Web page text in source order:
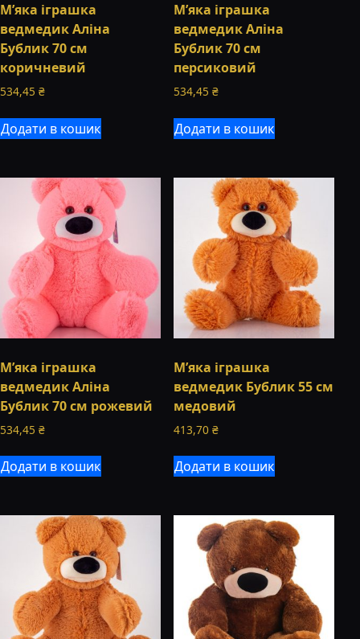
М’яка іграшка
ведмедик Аліна
Бублик 70 см
коричневий
534,45 ₴
Додати в кошик
М’яка іграшка
ведмедик Аліна
Бублик 70 см
персиковий
534,45₴
Додати в кошик
М’яка іграшка
ведмедик Аліна
Бублик 70 см рожевий
534,45 ₴
Додати в кошик
М’яка іграшка
ведмедик Бублик 55 см
медовий
413,70₴
Додати в кошик